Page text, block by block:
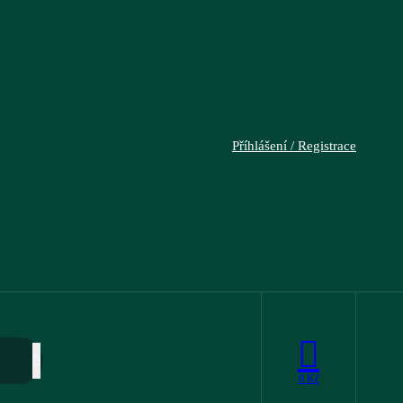
Příhlášení / Registrace
0 Kč